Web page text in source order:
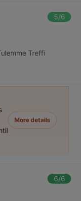
5/6
Treffi
More details
6/6